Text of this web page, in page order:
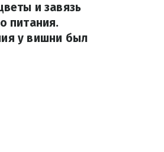
и завязь
питания.
у вишни был